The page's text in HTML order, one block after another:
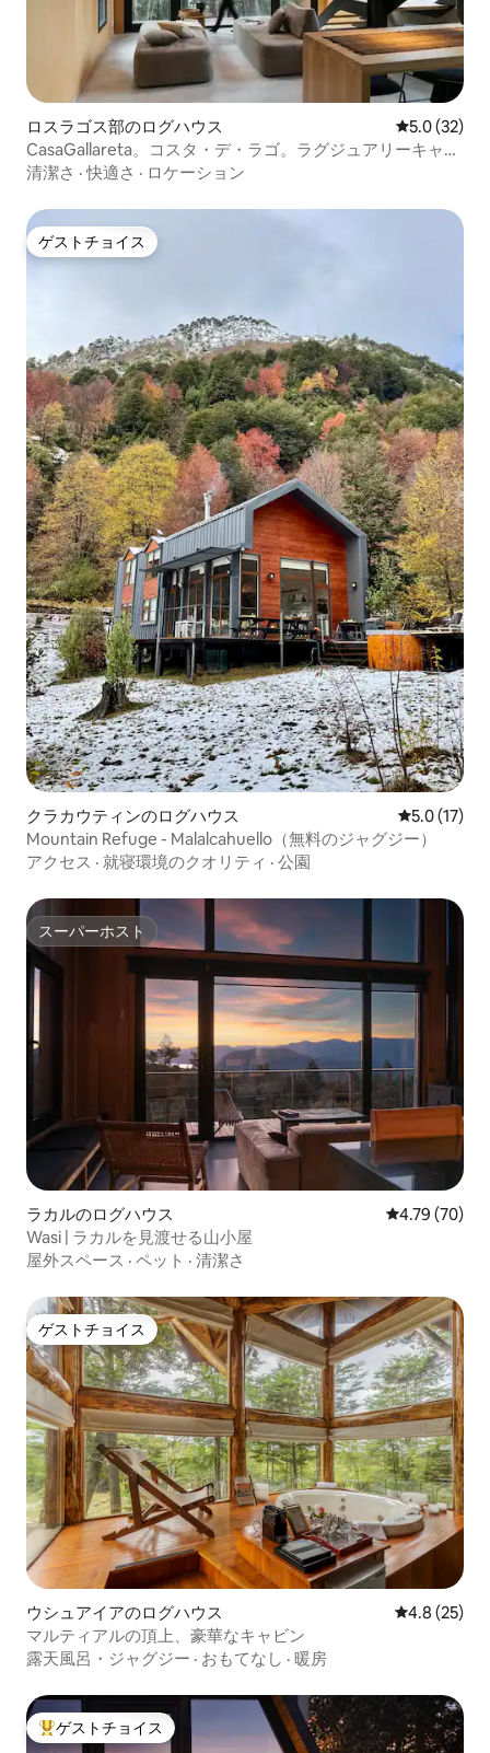
ロスラゴス部のログハウス レビュー32
5.0 (32)
CasaGallareta。コスタ・デ・ラゴ。ラグジュアリーキャビ
ンN3。
清潔さ ·快適さ · ロケーション
ゲストチョイス
ゲストチョイス
クラカウティンのログハウス レビュー17
5.0 (17)
Mountain Refuge - Malalcahuello（無料のジャグジー）
アクセス · 就寝環境のクオリティ · 公園
スーパーホスト
スーパーホスト
ラカルのログハウス レビュー70
4.79 (70)
Wasi | ラカルを見渡せる山小屋
屋外スペース · ペット · 清潔さ
ゲストチョイス
ゲストチョイス
ウシュアイアのログハウス レビュー25
4.8 (25)
マルティアルの頂上、豪華なキャビン
露天風呂・ジャグジー · おもてなし · 暖房
大好評のゲストチョイスです。
ゲストチョイス